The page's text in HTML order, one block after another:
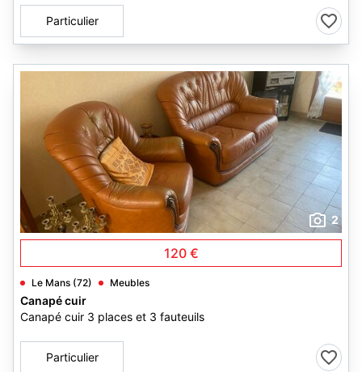
Particulier
2
120 €
Le Mans (72) Meubles
Canapé cuir
Canapé cuir 3 places et 3 fauteuils
Particulier